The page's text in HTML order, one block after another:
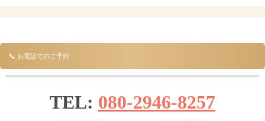
📞 お電話でのご予約
TEL: 080-2946-8257